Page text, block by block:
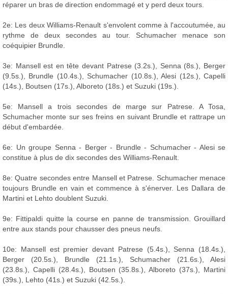
réparer un bras de direction endommagé et y perd deux tours.
2e: Les deux Williams-Renault s'envolent comme à l'accoutumée, au
rythme de deux secondes au tour. Schumacher menace son
coéquipier Brundle.
3e: Mansell est en tête devant Patrese (3.2s.), Senna (8s.), Berger
(9.5s.), Brundle (10.4s.), Schumacher (10.8s.), Alesi (12s.), Capelli
(14s.), Boutsen (17s.), Alboreto (18s.) et Suzuki (19s.).
5e: Mansell a trois secondes de marge sur Patrese. A Tosa,
Schumacher monte sur ses freins en suivant Brundle et rattrape un
début d'embardée.
6e: Un groupe Senna - Berger - Brundle - Schumacher - Alesi se
constitue à plus de dix secondes des Williams-Renault.
8e: Quatre secondes entre Mansell et Patrese. Schumacher menace
toujours Brundle en vain et commence à s'énerver. Les Dallara de
Martini et Lehto doublent Suzuki.
9e: Fittipaldi quitte la course en panne de transmission. Grouillard
entre aux stands pour chausser des pneus neufs.
10e: Mansell est premier devant Patrese (5.4s.), Senna (18.4s.),
Berger (20.5s.), Brundle (21.1s.), Schumacher (21.6s.), Alesi
(23.8s.), Capelli (28.4s.), Boutsen (35.8s.), Alboreto (37s.), Martini
(39s.), Lehto (41s.) et Suzuki (42.5s.).